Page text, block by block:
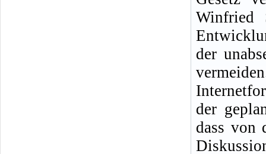
Winfried
der
der
dass von